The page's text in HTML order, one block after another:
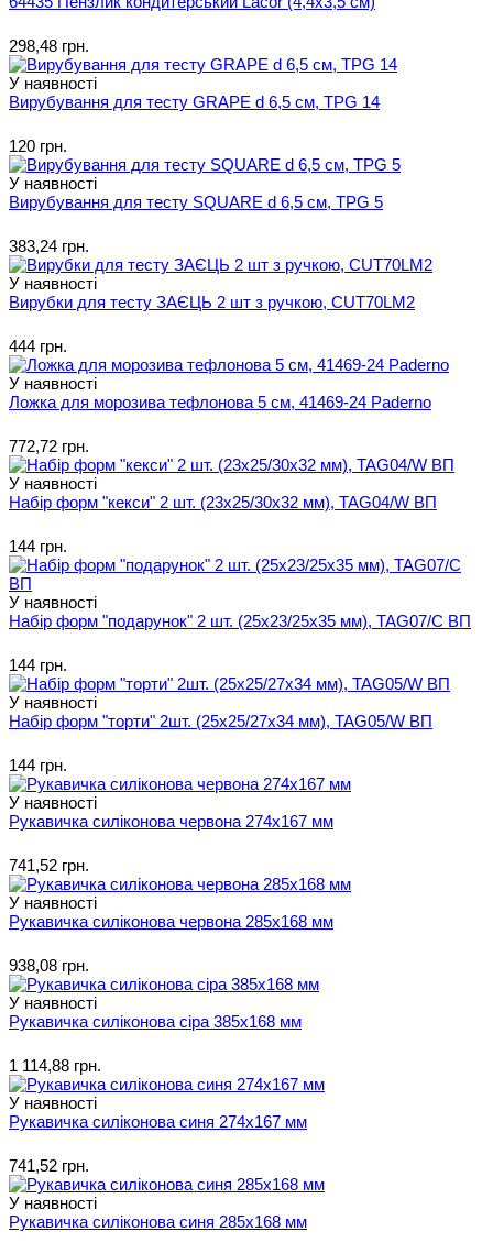
298,48 грн.
У наявності
Вирубування для тесту GRAPE d 6,5 см, TPG 14
120 грн.
У наявності
Вирубування для тесту SQUARE d 6,5 см, TPG 5
383,24 грн.
У наявності
Вирубки для тесту ЗАЄЦЬ 2 шт з ручкою, CUT70LM2
444 грн.
У наявності
Ложка для морозива тефлонова 5 см, 41469-24 Paderno
772,72 грн.
У наявності
Набір форм "кекси" 2 шт. (23х25/30х32 мм), TAG04/W ВП
144 грн.
У наявності
Набір форм "подарунок" 2 шт. (25х23/25х35 мм), TAG07/C ВП
144 грн.
У наявності
Набір форм "торти" 2шт. (25х25/27х34 мм), TAG05/W ВП
144 грн.
У наявності
Рукавичка силіконова червона 274х167 мм
741,52 грн.
У наявності
Рукавичка силіконова червона 285х168 мм
938,08 грн.
У наявності
Рукавичка силіконова сіра 385х168 мм
1 114,88 грн.
У наявності
Рукавичка силіконова синя 274х167 мм
741,52 грн.
У наявності
Рукавичка силіконова синя 285х168 мм